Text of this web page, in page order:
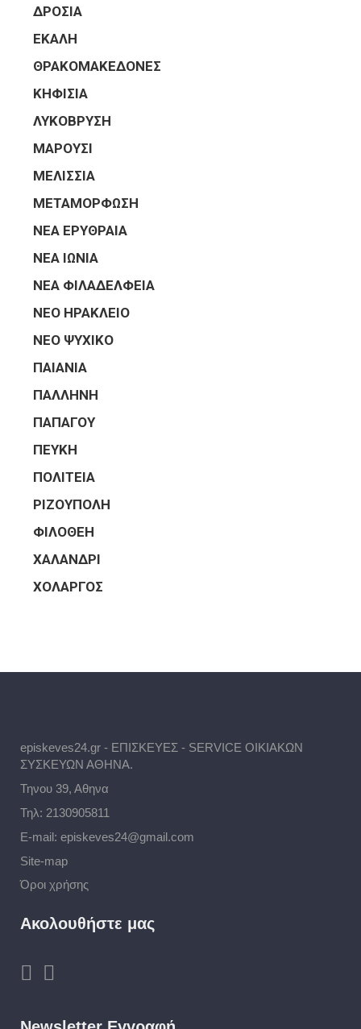
ΔΡΟΣΙΑ
ΕΚΑΛΗ
ΘΡΑΚΟΜΑΚΕΔΟΝΕΣ
ΚΗΦΙΣΙΑ
ΛΥΚΟΒΡΥΣΗ
ΜΑΡΟΥΣΙ
ΜΕΛΙΣΣΙΑ
ΜΕΤΑΜΟΡΦΩΣΗ
ΝΕΑ ΕΡΥΘΡΑΙΑ
ΝΕΑ ΙΩΝΙΑ
ΝΕΑ ΦΙΛΑΔΕΛΦΕΙΑ
ΝΕΟ ΗΡΑΚΛΕΙΟ
ΝΕΟ ΨΥΧΙΚΟ
ΠΑΙΑΝΙΑ
ΠΑΛΛΗΝΗ
ΠΑΠΑΓΟΥ
ΠΕΥΚΗ
ΠΟΛΙΤΕΙΑ
ΡΙΖΟΥΠΟΛΗ
ΦΙΛΟΘΕΗ
ΧΑΛΑΝΔΡΙ
ΧΟΛΑΡΓΟΣ
episkeves24.gr - ΕΠΙΣΚΕΥΕΣ - SERVICE ΟΙΚΙΑΚΩΝ
ΣΥΣΚΕΥΩΝ ΑΘΗΝΑ.
Τηνου 39, Αθηνα
Τηλ: 2130905811
E-mail: episkeves24@gmail.com
Site-map
Όροι χρήσης
Ακολουθήστε μας